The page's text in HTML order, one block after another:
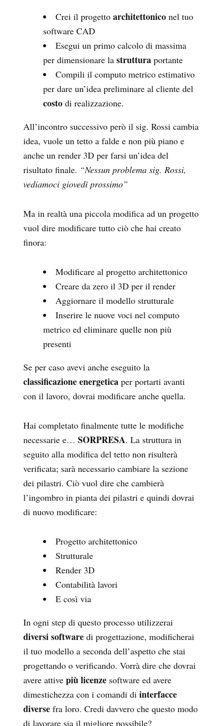
Crei il progetto architettonico nel tuo
software CAD
Esegui un primo calcolo di massima
per dimensionare la struttura portante
Compili il computo metrico estimativo
per dare un’idea preliminare al cliente del
costo di realizzazione.
All’incontro successivo però il sig. Rossi cambia
idea, vuole un tetto a falde e non più piano e
anche un render 3D per farsi un’idea del
risultato finale. “Nessun problema sig. Rossi,
vediamoci giovedì prossimo”
Ma in realtà una piccola modifica ad un progetto
vuol dire modificare tutto ciò che hai creato
finora:
Modificare al progetto architettonico
Creare da zero il 3D per il render
Aggiornare il modello strutturale
Inserire le nuove voci nel computo
metrico ed eliminare quelle non più
presenti
Se per caso avevi anche eseguito la
classificazione energetica per portarti avanti
con il lavoro, dovrai modificare anche quella.
Hai completato finalmente tutte le modifiche
necessarie e… SORPRESA. La struttura in
seguito alla modifica del tetto non risulterà
verificata; sarà necessario cambiare la sezione
dei pilastri. Ciò vuol dire che cambierà
l’ingombro in pianta dei pilastri e quindi dovrai
di nuovo modificare:
Progetto architettonico
Strutturale
Render 3D
Contabilità lavori
E così via
In ogni step di questo processo utilizzerai
diversi software di progettazione, modificherai
il tuo modello a seconda dell’aspetto che stai
progettando o verificando. Vorrà dire che dovrai
avere attive più licenze software ed avere
dimestichezza con i comandi di interfacce
diverse fra loro. Credi davvero che questo modo
di lavorare sia il migliore possibile?